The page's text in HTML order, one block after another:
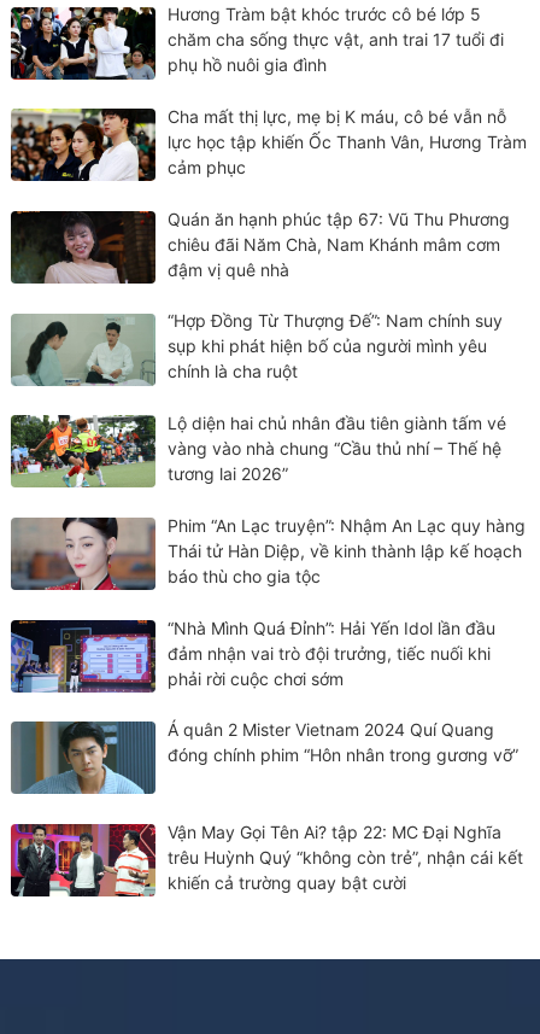
Hương Tràm bật khóc trước cô bé lớp 5
chăm cha sống thực vật, anh trai 17 tuổi đi
phụ hồ nuôi gia đình
Cha mất thị lực, mẹ bị K máu, cô bé vẫn nỗ
lực học tập khiến Ốc Thanh Vân, Hương Tràm
cảm phục
Quán ăn hạnh phúc tập 67: Vũ Thu Phương
chiêu đãi Năm Chà, Nam Khánh mâm cơm
đậm vị quê nhà
“Hợp Đồng Từ Thượng Đế”: Nam chính suy
sụp khi phát hiện bố của người mình yêu
chính là cha ruột
Lộ diện hai chủ nhân đầu tiên giành tấm vé
vàng vào nhà chung “Cầu thủ nhí – Thế hệ
tương lai 2026”
Phim “An Lạc truyện”: Nhậm An Lạc quy hàng
Thái tử Hàn Diệp, về kinh thành lập kế hoạch
báo thù cho gia tộc
“Nhà Mình Quá Đỉnh”: Hải Yến Idol lần đầu
đảm nhận vai trò đội trưởng, tiếc nuối khi
phải rời cuộc chơi sớm
Á quân 2 Mister Vietnam 2024 Quí Quang
đóng chính phim “Hôn nhân trong gương vỡ”
Vận May Gọi Tên Ai? tập 22: MC Đại Nghĩa
trêu Huỳnh Quý “không còn trẻ”, nhận cái kết
khiến cả trường quay bật cười